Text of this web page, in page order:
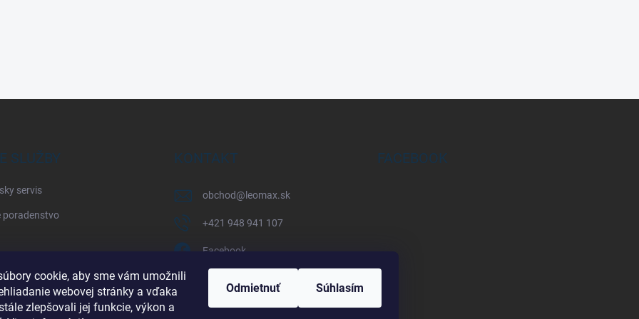
cookie, aby sme vám umožnili
webovej stránky a vďaka
zlepšovali jej funkcie, výkon a
Odmietnuť Súhlasím
SLUŽBY
servis
poradenstvo
KONTAKT
obchod@ leomax.sk
+421 948 941 107
Facebook
+421 948 941 107
FACEBOOK